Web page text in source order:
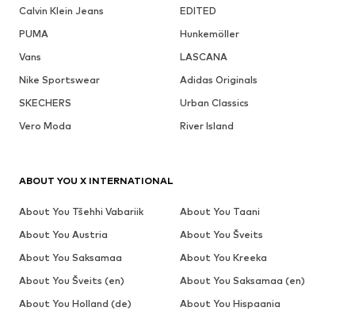
Calvin Klein Jeans
EDITED
PUMA
Hunkemöller
Vans
LASCANA
Nike Sportswear
Adidas Originals
SKECHERS
Urban Classics
Vero Moda
River Island
ABOUT YOU X INTERNATIONAL
About You Tšehhi Vabariik
About You Taani
About You Austria
About You Šveits
About You Saksamaa
About You Kreeka
About You Šveits (en)
About You Saksamaa (en)
About You Holland (de)
About You Hispaania